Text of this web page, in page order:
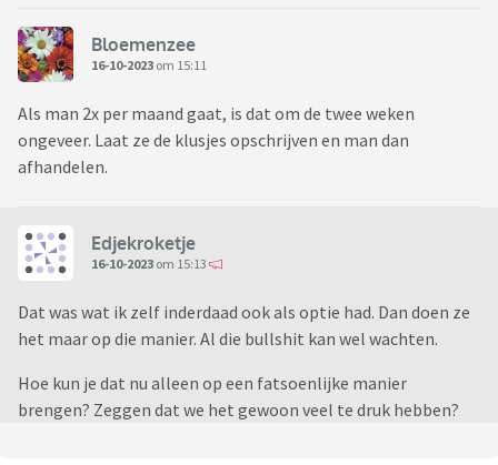
Bloemenzee
16-10-2023 om 15:11
Als man 2x per maand gaat, is dat om de twee weken
ongeveer. Laat ze de klusjes opschrijven en man dan
afhandelen.
Edjekroketje
16-10-2023 om 15:13
Dat was wat ik zelf inderdaad ook als optie had. Dan doen ze
het maar op die manier. Al die bullshit kan wel wachten.
Hoe kun je dat nu alleen op een fatsoenlijke manier
brengen? Zeggen dat we het gewoon veel te druk hebben?